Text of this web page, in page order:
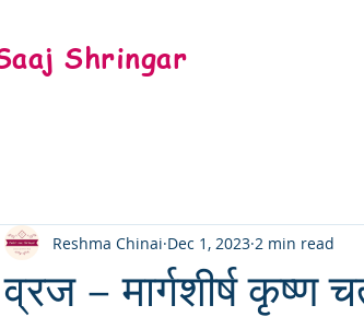
Shringar
व्रज – मार्गशीर्ष कृष्ण
Reshma Chinai Dec 1, 2023 2 min read